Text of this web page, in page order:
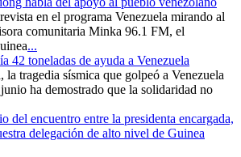
en el programa Venezuela mirando al
comunitaria Minka 96.1 FM, el
...
42 toneladas de ayuda a Venezuela
la tragedia sísmica que golpeó a Venezuela
ha demostrado que la solidaridad no
del encuentro entre la presidenta encargada,
delegación de alto nivel de Guinea